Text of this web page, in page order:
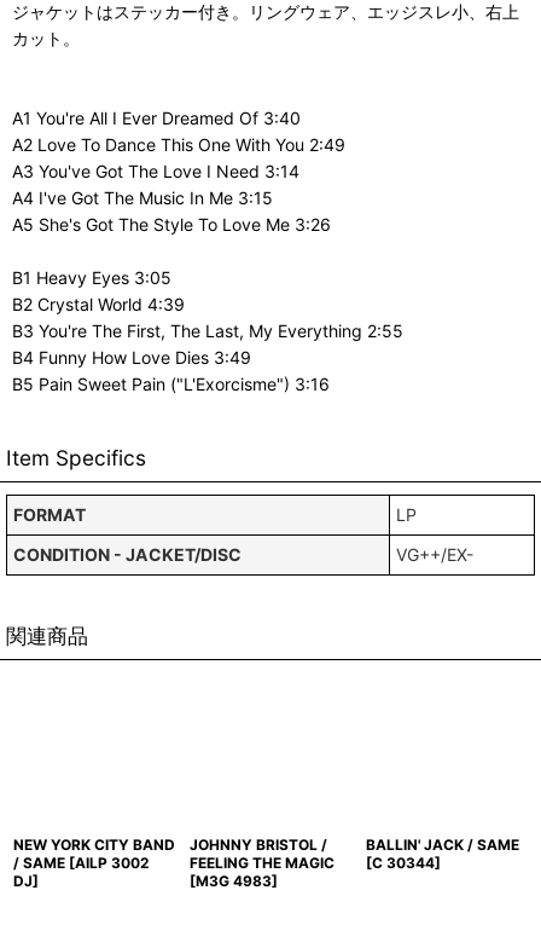
ジャケットはステッカー付き。リングウェア、エッジスレ小、右上
カット。
A1 You're All I Ever Dreamed Of 3:40
A2 Love To Dance This One With You 2:49
A3 You've Got The Love I Need 3:14
A4 I've Got The Music In Me 3:15
A5 She's Got The Style To Love Me 3:26
B1 Heavy Eyes 3:05
B2 Crystal World 4:39
B3 You're The First, The Last, My Everything 2:55
B4 Funny How Love Dies 3:49
B5 Pain Sweet Pain ("L'Exorcisme") 3:16
Item Specifics
FORMAT
LP
CONDITION - JACKET/DISC
VG++/EX-
関連商品
NEW YORK CITY BAND
/ SAME [AILP 3002
DJ]
JOHNNY BRISTOL /
FEELING THE MAGIC
[M3G 4983]
BALLIN' JACK / SAME
[C 30344]